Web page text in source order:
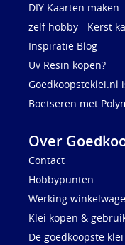
DIY Kaarten maken
zelf hobby - Kerst
Inspiratie Blog
Uv Resin kopen?
Goedkoopsteklei.nl
Boetseren met
Over
Contact
Hobbypunten
Werking
Klei kopen &
De goedkoopste